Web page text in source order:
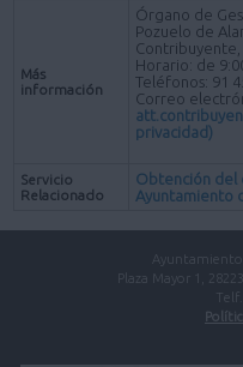
Más
información
Órgano de
Pozuelo de
Contribuyente,
Horario: de
Teléfonos: 91
Correo
privacidad)
Servicio
Relacionado
Obtención del
Ayuntamiento
Ayuntamiento
Plaza Mayor 1,